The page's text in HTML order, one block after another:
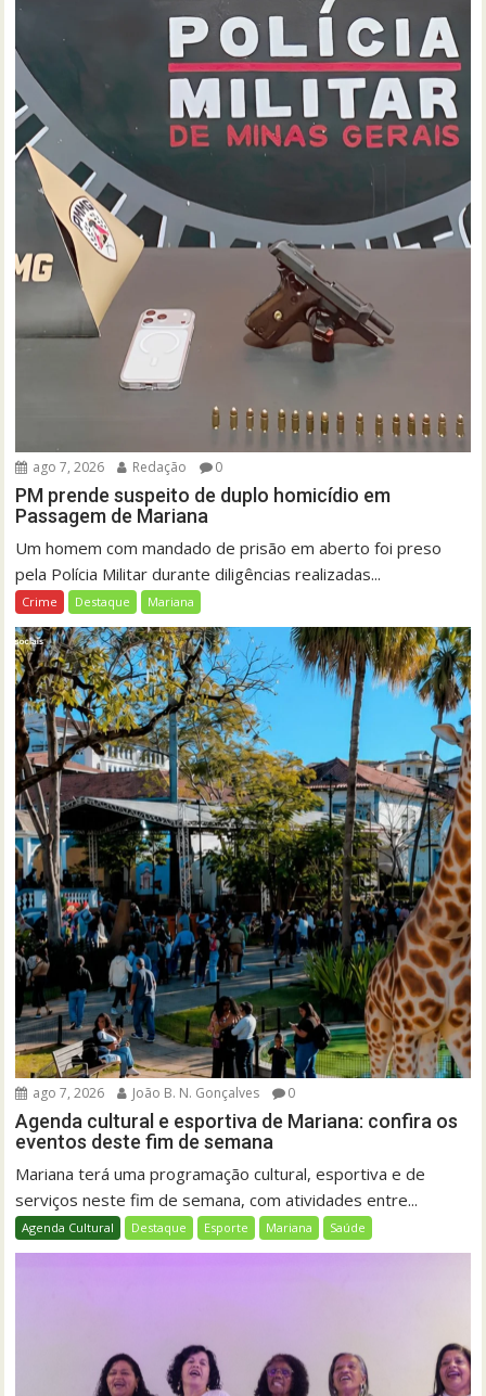
ago 7, 2026 Redação 0
PM prende suspeito de duplo homicídio em
Passagem de Mariana
Um homem com mandado de prisão em aberto foi preso
pela Polícia Militar durante diligências realizadas...
Crime Destaque Mariana
ago 7, 2026 João B. N. Gonçalves 0
Agenda cultural e esportiva de Mariana: confira os
eventos deste fim de semana
Mariana terá uma programação cultural, esportiva e de
serviços neste fim de semana, com atividades entre...
Agenda Cultural Destaque Esporte Mariana Saúde